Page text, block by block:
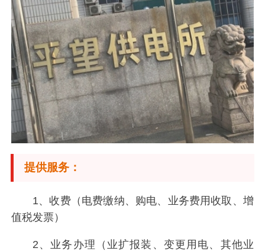
提供服务：
1、收费（电费缴纳、购电、业务费用收取、增
值税发票）
2、业务办理（业扩报装、变更用电、其他业